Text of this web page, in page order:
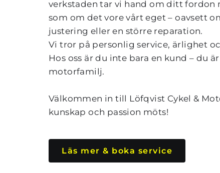
verkstaden tar vi hand om ditt fordon
som om det vore vårt eget – oavsett
justering eller en större reparation.
Vi tror på personlig service, ärlighet
Hos oss är du inte bara en kund – du
motorfamilj.
Välkommen in till Löfqvist Cykel &
kunskap och passion möts!
Läs mer & boka service